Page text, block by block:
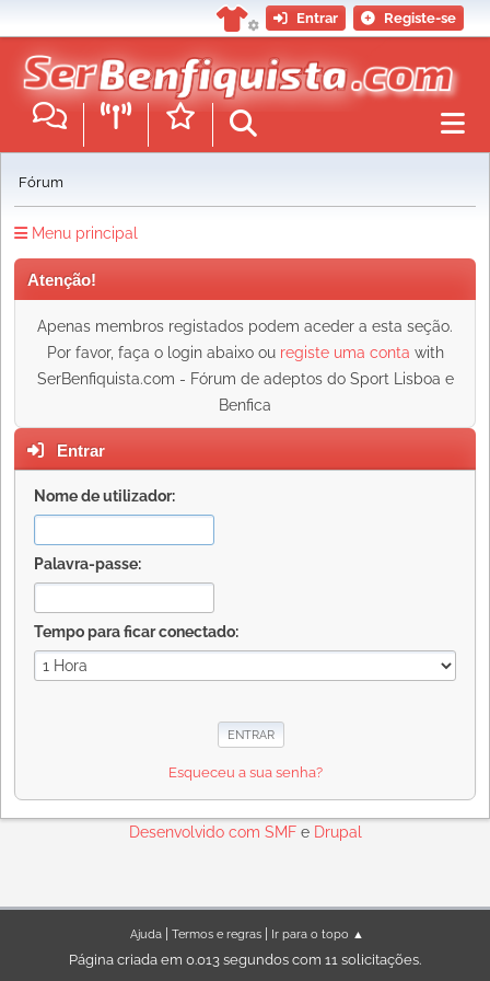
Entrar Registe-se
Fórum
Menu principal
Atenção!
Apenas membros registados podem aceder a esta seção.
Por favor, faça o login abaixo ou registe uma conta with
SerBenfiquista.com - Fórum de adeptos do Sport Lisboa e
Benfica
Entrar
Nome de utilizador:
Palavra-passe:
Tempo para ficar conectado:
Esqueceu a sua senha?
Desenvolvido com SMFe Drupal
Ajuda| Termos e regras| Ir para o topo ▲
Página criada em 0.013 segundos com 11 solicitações.